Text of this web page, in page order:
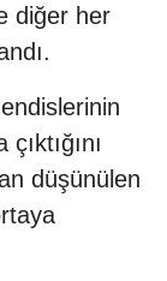
diğer her
düşünülen